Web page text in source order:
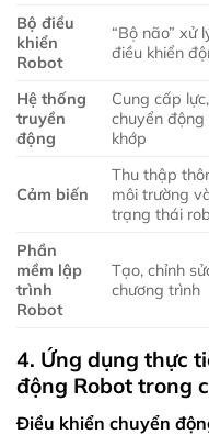
Bộ điều
khiển
Robot
“Bộ não” xử
điều khiển
Hệ thống
truyền
động
Cung cấp lực,
chuyển động
khớp
Cảm biến
Thu thập
môi trường
trạng thái
Phần
mềm lập
trình
Robot
Tạo, chỉnh
chương trình
4. Ứng dụng thực
động Robot trong
Điều khiển chuyển